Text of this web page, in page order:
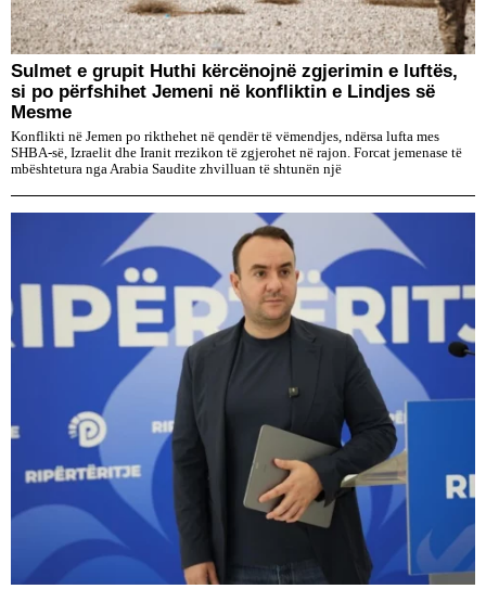
Sulmet e grupit Huthi kërcënojnë zgjerimin e luftës,
si po përfshihet Jemeni në konfliktin e Lindjes së
Mesme
Konflikti në Jemen po rikthehet në qendër të vëmendjes, ndërsa lufta mes
SHBA-së, Izraelit dhe Iranit rrezikon të zgjerohet në rajon. Forcat jemenase të
mbështetura nga Arabia Saudite zhvilluan të shtunën një